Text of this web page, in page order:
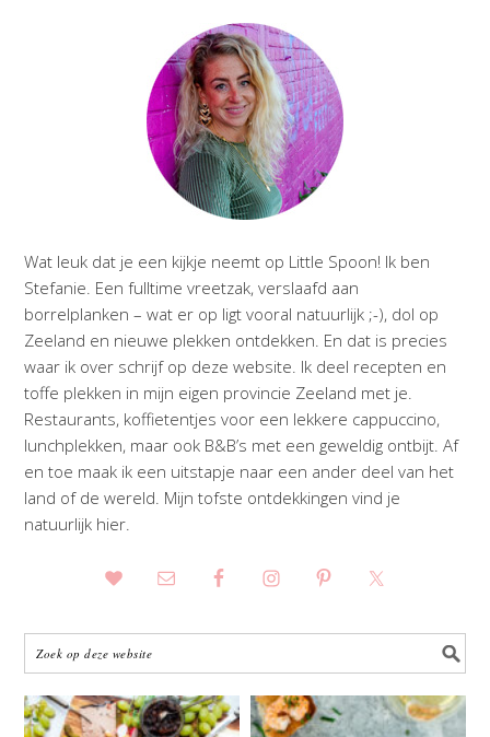
Wat leuk dat je een kijkje neemt op Little Spoon! Ik ben
Stefanie. Een fulltime vreetzak, verslaafd aan
borrelplanken – wat er op ligt vooral natuurlijk ;-), dol op
Zeeland en nieuwe plekken ontdekken. En dat is precies
waar ik over schrijf op deze website. Ik deel recepten en
toffe plekken in mijn eigen provincie Zeeland met je.
Restaurants, koffietentjes voor een lekkere cappuccino,
lunchplekken, maar ook B&B’s met een geweldig ontbijt. Af
en toe maak ik een uitstapje naar een ander deel van het
land of de wereld. Mijn tofste ontdekkingen vind je
natuurlijk hier.